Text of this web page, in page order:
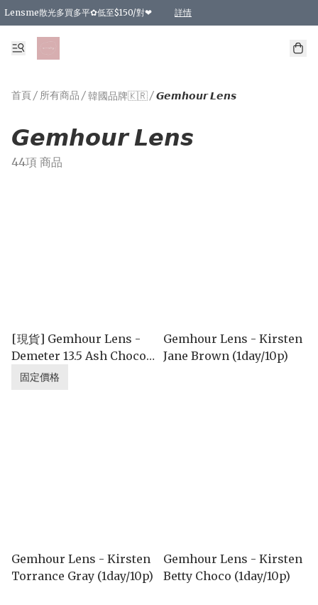
Lensme散光多買多平✿低至$150/對❤ 詳情
台灣Karacon⁩✧日拋 特價清貨❁⃘
日本韓國多款日/月拋現貨☼ 特價❤︎數量有限 售完即止
🇰🇷韓國多款月拋現貨 特價兩對$99✿數量有限 售完即止♫
精選商品，任選買2件或以上9 折；買4件或以上85 折；買6件或以上8 折
精選商品，任選買2件HKD 140.00；買4件HKD 260.00
精選商品，任選買2件HKD 190.00；買4件HKD 360.00
精選商品，任選買2件HKD 110.00；買4件HKD 180.00
精選商品，任選買2件HKD 170.00；買4件HKD 320.00
精選商品，任選買2件或以上減HKD 148.00
精選商品，任選買2件或以上減HKD 148.00
精選商品，任選買2件或以上95 折；買4件或以上9 折；買6件或以上85 折；買8件
精選商品，任選買12件或以上87 折
精選商品，任選買2件或以上減HKD 16.00；買4件或以上減HKD 32.00；買6
精選商品，任選買2件或以上95 折；買4件或以上9 折；買8件或以上85 折；買12
購物滿 HKD 800.00即享免運費優惠！（適用於 特定的送貨方式 )
首頁/ 所有商品 /韓國品牌🇰🇷/𝙂𝙚𝙢𝙝𝙤𝙪𝙧 𝙇𝙚𝙣𝙨
𝙂𝙚𝙢𝙝𝙤𝙪𝙧 𝙇𝙚𝙣𝙨
44項 商品
[現貨] Gemhour Lens -
Demeter 13.5 Ash Choco
(1month)
固定價格
Gemhour Lens - Kirsten
Jane Brown (1day/10p)
Gemhour Lens - Kirsten
Torrance Gray (1day/10p)
Gemhour Lens - Kirsten
Betty Choco (1day/10p)